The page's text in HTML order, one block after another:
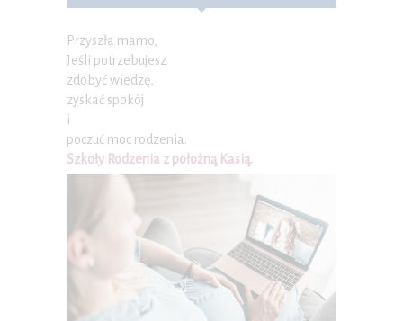
Przyszła mamo,
Jeśli potrzebujesz
zdobyć wiedzę,
zyskać spokój
i
poczuć moc rodzenia.
Szkoły Rodzenia z położną Kasią.